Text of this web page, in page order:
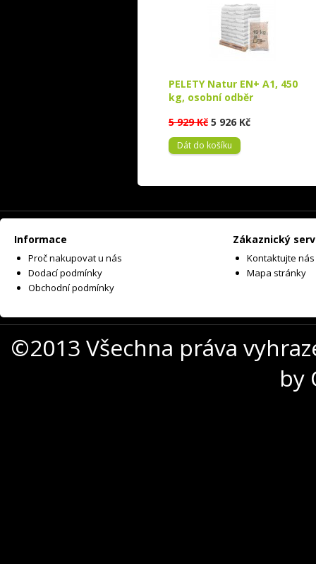
PELETY Natur EN+ A1, 450
kg, osobní odběr
5 929 Kč 5 926 Kč
Dát do košíku
Informace
Proč nakupovat u nás
Dodací podmínky
Obchodní podmínky
Zákaznický
Kontaktujte nás
Mapa stránky
©2013 Všechna práva
by